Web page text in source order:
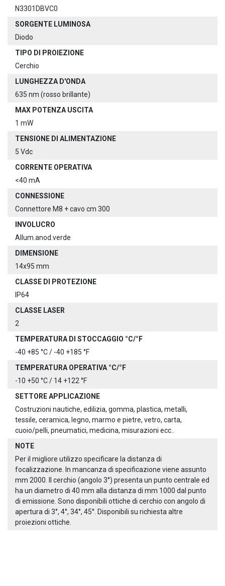
N3301DBVC0
SORGENTE LUMINOSA
Diodo
TIPO DI PROIEZIONE
Cerchio
LUNGHEZZA D'ONDA
635 nm (rosso brillante)
MAX POTENZA USCITA
1 mW
TENSIONE DI ALIMENTAZIONE
5 Vdc
CORRENTE OPERATIVA
<40 mA
CONNESSIONE
Connettore M8 + cavo cm 300
INVOLUCRO
Allum.anod.verde
DIMENSIONE
14x95 mm
CLASSE DI PROTEZIONE
IP64
CLASSE LASER
2
TEMPERATURA DI STOCCAGGIO °C/°F
-40 +85 °C / -40 +185 °F
TEMPERATURA OPERATIVA °C/°F
-10 +50 °C / 14 +122 °F
SETTORE APPLICAZIONE
Costruzioni nautiche, edilizia, gomma, plastica, metalli,
tessile, ceramica, legno, marmo e pietre, vetro, carta,
cuoio/pelli, pneumatici, medicina, misurazioni ecc..
NOTE
Per il migliore utilizzo specificare la distanza di
focalizzazione. In mancanza di specificazione viene assunto
mm 2000. Il cerchio (angolo 3°) presenta un punto centrale ed
ha un diametro di 40 mm alla distanza di mm 1000 dal punto
di emissione. Sono disponibili ottiche di cerchio con angolo di
apertura di 3°, 4°, 34°, 45°. Disponibili su richiesta altre
proiezioni ottiche.